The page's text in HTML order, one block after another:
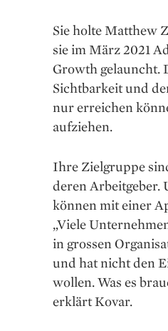
Sie holte Matthew
sie im März 2021
Growth gelauncht.
Sichtbarkeit und
nur errei­chen
aufziehen.
Ihre Zielgruppe
deren Arbeitgeber.
können mit einer
„Viele
in grossen
und hat nicht den
wollen. Was es
erklärt Kovar.